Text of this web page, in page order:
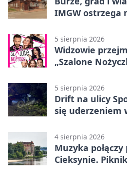
IMGW ostrzega
5 sierpnia 2026
Widzowie
„Szalone
5 sierpnia 2026
Drift na ulicy
się uderzeniem
4 sierpnia 2026
Muzyka
Cieksynie.